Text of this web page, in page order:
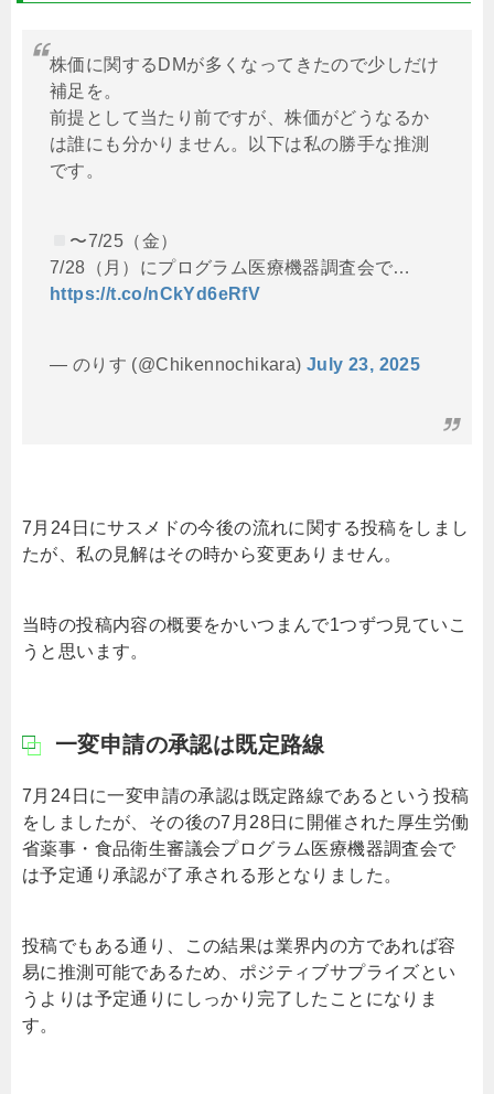
株価に関するDMが多くなってきたので少しだけ
補足を。
前提として当たり前ですが、株価がどうなるか
は誰にも分かりません。以下は私の勝手な推測
です。
〜7/25（金）
7/28（月）にプログラム医療機器調査会で…
https://t.co/nCkYd6eRfV
— のりす (@Chikennochikara) July 23, 2025
7月24日にサスメドの今後の流れに関する投稿をしまし
たが、私の見解はその時から変更ありません。
当時の投稿内容の概要をかいつまんで1つずつ見ていこ
うと思います。
一変申請の承認は既定路線
7月24日に一変申請の承認は既定路線であるという投稿
をしましたが、その後の7月28日に開催された厚生労働
省薬事・食品衛生審議会プログラム医療機器調査会で
は予定通り承認が了承される形となりました。
投稿でもある通り、この結果は業界内の方であれば容
易に推測可能であるため、ポジティブサプライズとい
うよりは予定通りにしっかり完了したことになりま
す。